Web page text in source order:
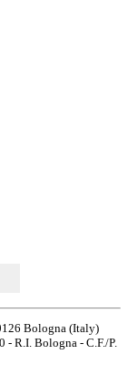
Bologna (Italy)
- R.I. Bologna - C.F./P.